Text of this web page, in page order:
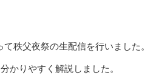
秩父夜祭の生配信を行いました。
かりやすく解説しました。